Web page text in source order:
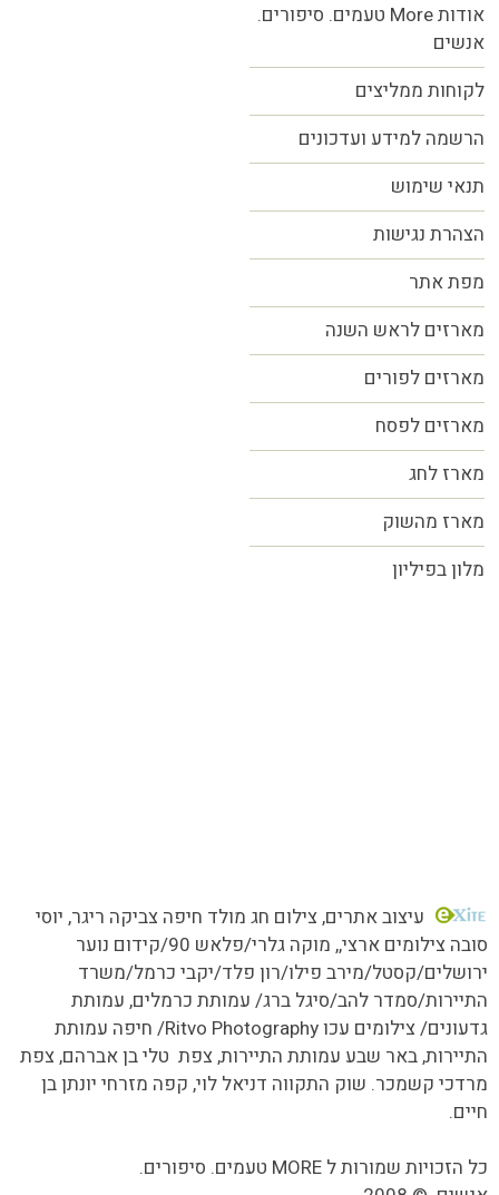
אודות More טעמים. סיפורים.
אנשים
לקוחות ממליצים
הרשמה למידע ועדכונים
תנאי שימוש
הצהרת נגישות
מפת אתר
מארזים לראש השנה
מארזים לפורים
מארזים לפסח
מארז לחג
מארז מהשוק
מלון בפיליון
עיצוב אתרים, צילום חג מולד חיפה צביקה ריגר, יוסי
סובה צילומים ארצי,, מוקה גלרי/
פלאש 90/קידום נוער
ירושלים/קסטל/מירב פילו/רון פלד/יקבי כרמל/משרד
התיירות/סמדר להב/סיגל ברג/ עמותת כרמלים, עמותת
גדעונים/ צילומים עכו Ritvo Photography/ חיפה עמותת
התיירות, באר שבע עמותת התיירות, צפת טלי בן אברהם, צפת
מרדכי קשמכר. שוק התקווה דניאל לוי, קפה מזרחי יונתן בן
חיים.
כל הזכויות שמורות ל MORE טעמים. סיפורים.